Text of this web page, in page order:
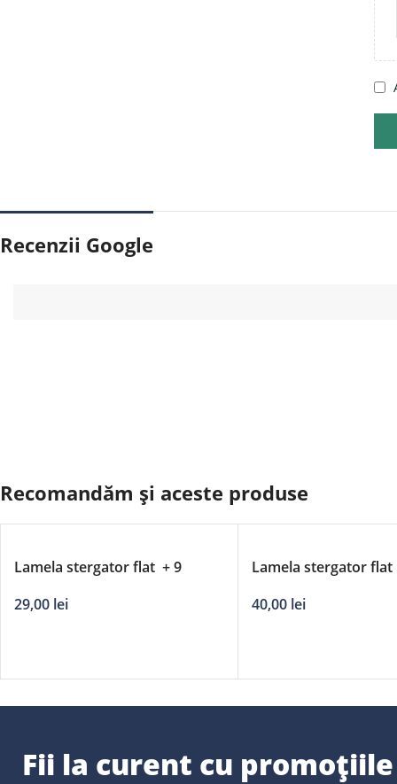
Recenzii Google
Recomandăm și aceste produse
Lamela stergator flat + 9
29,00 lei
Lamela stergator flat
40,00 lei
Fii la curent cu